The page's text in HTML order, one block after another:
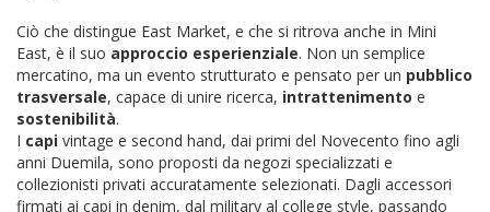
Ciò che distingue East Market, e che si ritrova anche in Mini
East, è il suo approccio esperienziale. Non un semplice
mercatino, ma un evento strutturato e pensato per un pubblico
trasversale, capace di unire ricerca, intrattenimento e
sostenibilità.
I capi vintage e second hand, dai primi del Novecento fino agli
anni Duemila, sono proposti da negozi specializzati e
collezionisti privati accuratamente selezionati. Dagli accessori
firmati ai capi in denim, dal military al college style, passando